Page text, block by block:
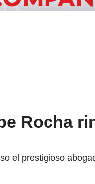
Rocha
el prestigioso